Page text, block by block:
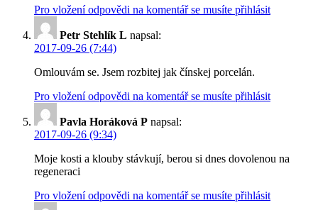
Pro vložení odpovědi na komentář se musíte přihlásit
Petr Stehlík L napsal:
2017-09-26 (7:44)
Omlouvám se. Jsem rozbitej jak čínskej porcelán.
Pro vložení odpovědi na komentář se musíte přihlásit
Pavla Horáková P napsal:
2017-09-26 (9:34)
Moje kosti a klouby stávkují, berou si dnes dovolenou na
regeneraci
Pro vložení odpovědi na komentář se musíte přihlásit